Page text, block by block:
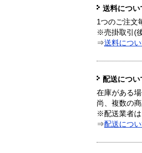
送料につい
1つのご注文
※売掛取引(
⇒送料につ
配送につい
在庫がある
尚、複数の
※配送業者は
⇒配送につ